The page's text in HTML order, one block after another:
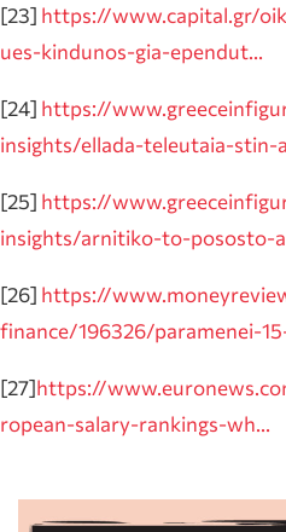
[23] https://www.capital.gr/
ues-kindunos-gia-ependut…
[24] https://
insights/ellada-teleutaia-stin-
[25] https://
insights/arnitiko-to-pososto-
[26] https://
finance/196326/paramenei-
[27]https://
ropean-salary-rankings-wh…